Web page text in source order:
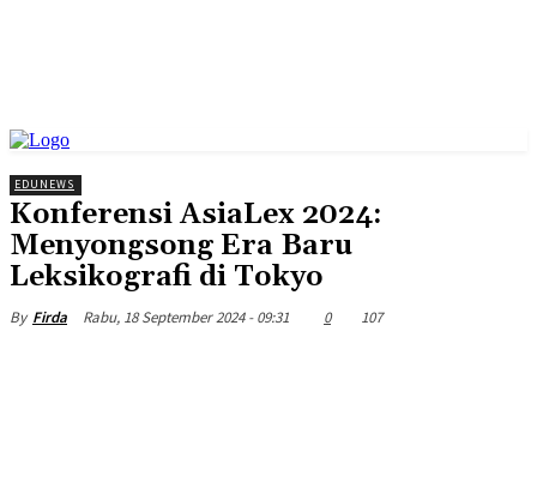
EDUNEWS
Konferensi AsiaLex 2024:
Menyongsong Era Baru
Leksikografi di Tokyo
By Firda Rabu, 18 September 2024 - 09:31 0 107